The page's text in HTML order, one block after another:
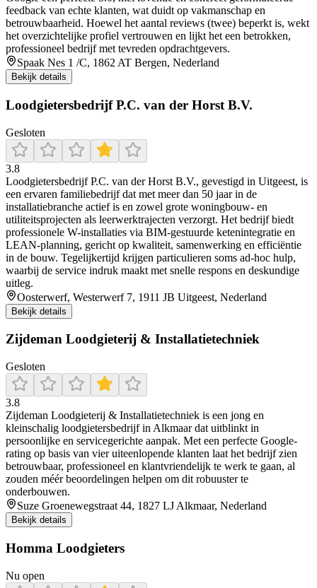
feedback van echte klanten, wat duidt op vakmanschap en
betrouwbaarheid. Hoewel het aantal reviews (twee) beperkt is, wekt
het overzichtelijke profiel vertrouwen en lijkt het een betrokken,
professioneel bedrijf met tevreden opdrachtgevers.
Spaak Nes 1 /C, 1862 AT Bergen, Nederland
Bekijk details
Loodgietersbedrijf P.C. van der Horst B.V.
Gesloten
3.8
Loodgietersbedrijf P.C. van der Horst B.V., gevestigd in Uitgeest, is
een ervaren familiebedrijf dat met meer dan 50 jaar in de
installatiebranche actief is en zowel grote woningbouw- en
utiliteitsprojecten als leerwerktrajecten verzorgt. Het bedrijf biedt
professionele W-installaties via BIM-gestuurde ketenintegratie en
LEAN-planning, gericht op kwaliteit, samenwerking en efficiëntie
in de bouw. Tegelijkertijd krijgen particulieren soms ad-hoc hulp,
waarbij de service indruk maakt met snelle respons en deskundige
uitleg.
Oosterwerf, Westerwerf 7, 1911 JB Uitgeest, Nederland
Bekijk details
Zijdeman Loodgieterij & Installatietechniek
Gesloten
3.8
Zijdeman Loodgieterij & Installatietechniek is een jong en
kleinschalig loodgietersbedrijf in Alkmaar dat uitblinkt in
persoonlijke en servicegerichte aanpak. Met een perfecte Google-
rating op basis van vier uiteenlopende klanten laat het bedrijf zien
betrouwbaar, professioneel en klantvriendelijk te werk te gaan, al
zouden méér beoordelingen helpen om dit robuuster te
onderbouwen.
Suze Groenewegstraat 44, 1827 LJ Alkmaar, Nederland
Bekijk details
Homma Loodgieters
Nu open